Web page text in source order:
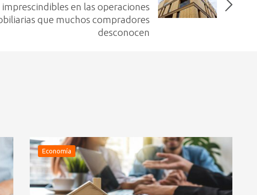
imprescindibles en las operaciones
que muchos compradores
desconocen
Economía